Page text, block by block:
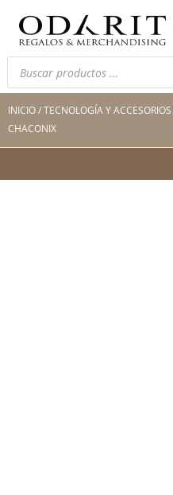
Búsqueda
de
productos
Búsqueda
productos
INICIO/TECNOLOGÍA Y ACCESORIOS
CHACONIX